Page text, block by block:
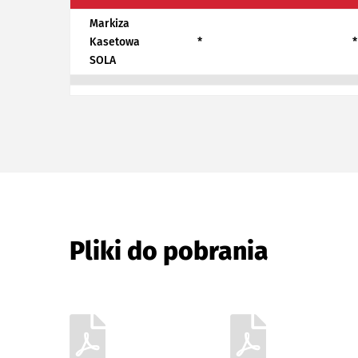
Markiza
Kasetowa
SOLA
* *
Pliki do pobrania